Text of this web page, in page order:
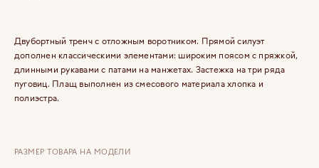
Двубортный тренч c отложным воротником. Прямой силуэт
дополнен классическими элементами: широким поясом с пряжкой,
длинными рукавами с патами на манжетах. Застежка на три ряда
пуговиц. Плащ выполнен из смесового материала хлопка и
полиэстра.
РАЗМЕР ТОВАРА НА МОДЕЛИ